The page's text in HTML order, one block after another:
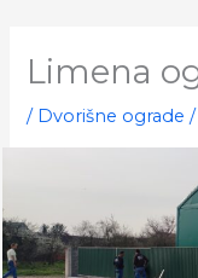
Limena
/ Dvorišne ograde